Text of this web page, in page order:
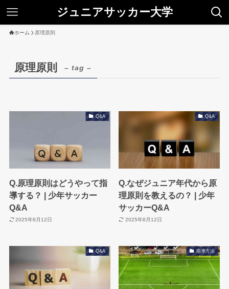
ジュニアサッカー大学
ホーム 原理原則
原理原則 – tag –
Q&A
Q.原理原則はどうやって指
導する？ | 少年サッカー
Q&A
2025年8月12日
Q&A
Q.なぜジュニア年代から原
理原則を教えるの？ | 少年
サッカーQ&A
2025年8月12日
Q&A 指導方法